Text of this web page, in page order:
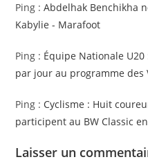
Ping :Abdelhak Benchikha
Kabylie - Marafoot
Ping : Équipe Nationale
par jour au programme des
Ping : Cyclisme : Huit
participent au BW Classic
Laisser un